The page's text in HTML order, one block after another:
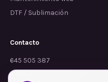
DTF / Sublimación
Contacto
645 505 387
info@dependalium.com